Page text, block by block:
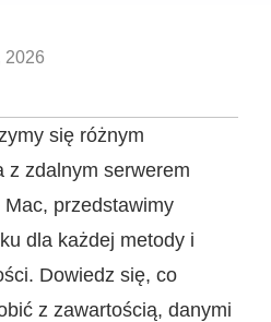
2026
się różnym
z zdalnym serwerem
przedstawimy
dla każdej metody i
Dowiedz się, co
z zawartością, danymi